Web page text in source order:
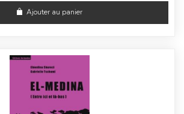
Ajouter au panier